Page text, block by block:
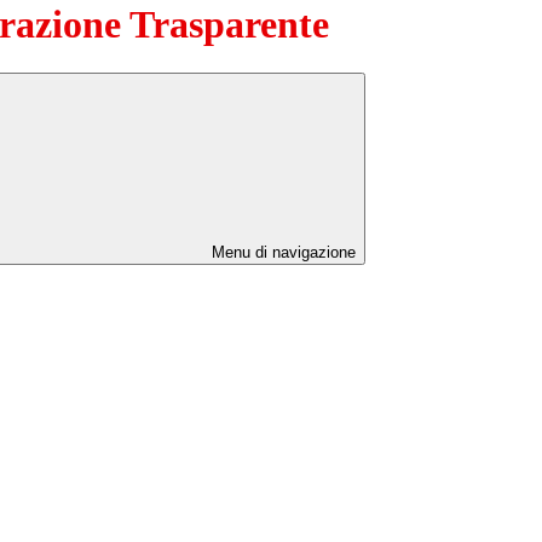
Trasparente
Menu di navigazione